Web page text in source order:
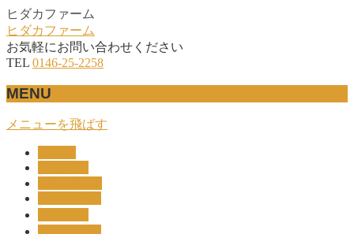
ヒダカファーム
ヒダカファーム
お気軽にお問い合わせください
TEL 0146-25-2258
MENU
メニューを飛ばす